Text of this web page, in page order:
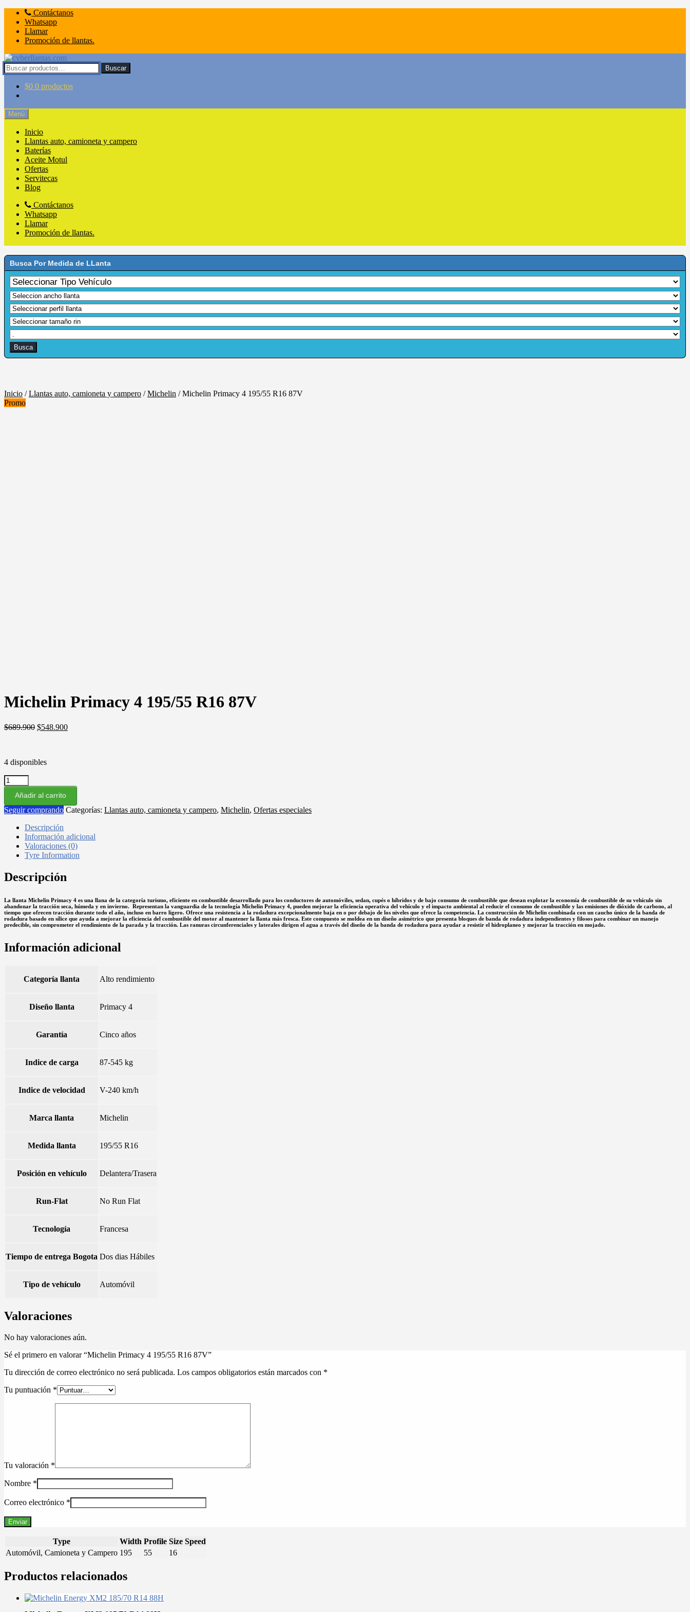
navegación
contenido
Contáctanos
Whatsapp
Llamar
Promoción de llantas.
Buscar
por:
Buscar
$0 0 productos
Menú
Inicio
Llantas auto, camioneta y campero
Baterías
Aceite Motul
Ofertas
Servitecas
Blog
Contáctanos
Whatsapp
Llamar
Promoción de llantas.
Busca Por Medida de LLanta
Inicio /Llantas auto, camioneta y campero /Michelin /Michelin Primacy 4 195/55 R16 87V
Promo
Michelin Primacy 4 195/55 R16 87V
$689.900 El
$689.900.
$548.900El
4 disponibles
Michelin
Primacy
195/55
R16
87V
cantidad
Añadir al carrito
Seguir comprando Categorías: Llantas auto, camioneta y campero, Michelin, Ofertas especiales
Descripción
Información adicional
Valoraciones (0)
Tyre Information
Descripción
La llanta Michelin Primacy 4 es una llana de la categoría turismo, eficiente en combustible desarrollado para los conductores de automóviles, sedan, cupés o híbridos y de bajo consumo de combustible que desean explotar la economía de combustible de su vehículo sin
abandonar la tracción seca, húmeda y en invierno. Representan la vanguardia de la tecnología Michelin Primacy 4, pueden mejorar la eficiencia operativa del vehículo y el impacto ambiental al reducir el consumo de combustible y las emisiones de dióxido de carbono, al
tiempo que ofrecen tracción durante todo el año, incluso en barro ligero. Ofrece una resistencia a la rodadura excepcionalmente baja en o por debajo de los niveles que ofrece la competencia. La construcción de Michelin combinada con un caucho único de la banda de
rodadura basado en sílice que ayuda a mejorar la eficiencia del combustible del motor al mantener la llanta más fresca. Este compuesto se moldea en un diseño asimétrico que presenta bloques de banda de rodadura independientes y filosos para combinar un manejo
predecible, sin comprometer el rendimiento de la parada y la tracción. Las ranuras circunferenciales y laterales dirigen el agua a través del diseño de la banda de rodadura para ayudar a resistir el hidroplaneo y mejorar la tracción en mojado.
Información adicional
Categoría llanta Alto rendimiento
Diseño llanta Primacy 4
Garantía Cinco años
Indice de carga 87-545 kg
Indice de velocidad V-240 km/h
Marca llanta Michelin
Medida llanta 195/55 R16
Posición en vehículo Delantera/Trasera
Run-Flat No Run Flat
Tecnología Francesa
Tiempo de entrega Bogota Dos dias Hábiles
Tipo de vehículo Automóvil
Valoraciones
No hay valoraciones aún.
Sé el primero en valorar “Michelin Primacy 4 195/55 R16 87V”
Tu dirección de correo electrónico no será publicada. Los campos obligatorios están marcados con *
Tu puntuación *
Tu valoración *
Nombre *
Correo electrónico *
Type Width Profile Size Speed
Automóvil, Camioneta y Campero 195 55 16
Productos relacionados